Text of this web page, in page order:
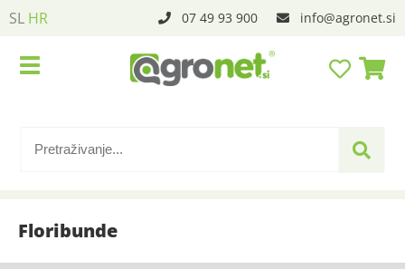
SL HR 07 49 93 900 info agronet.si
Floribunde